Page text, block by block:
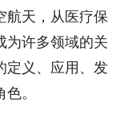
航天，从医疗保
为许多领域的关
定义、应用、发
。